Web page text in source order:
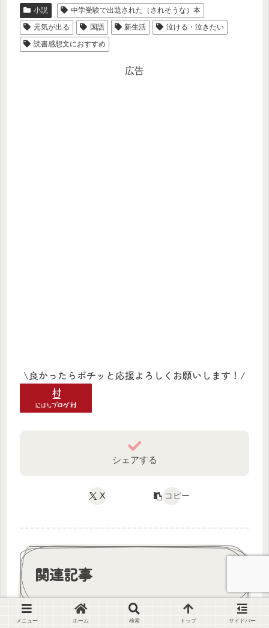
小説
中学受験で出題された（されそうな）本
元気が出る
国語 新生活
泣ける・泣きたい
読書感想文におすすめ
広告
\良かったらポチッと応援よろしくお願いします！/
シェアする
X コピー
関連記事
メニュー ホーム 検索 トップ サイドバー